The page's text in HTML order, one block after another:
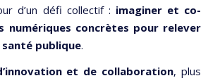
d’un défi collectif : imaginer et co-
numériques concrètes pour relever
publique.
et de collaboration, plus